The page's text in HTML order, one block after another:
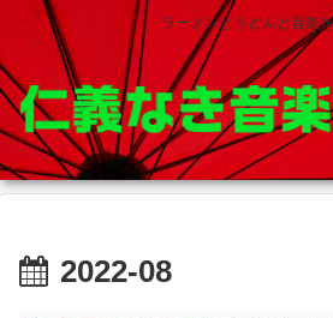
ラーメンとうどんと音楽
2022-08